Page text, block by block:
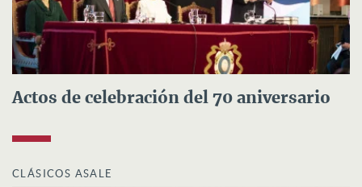
Actos de celebración del 70 aniversario
CLÁSICOS ASALE